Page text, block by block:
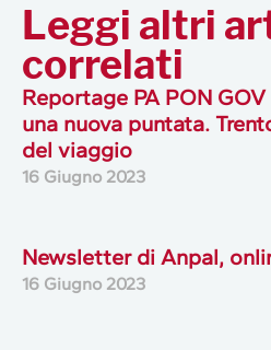
Leggi altri
correlati
Reportage PA PON
una nuova puntata.
del viaggio
16 Giugno 2023
Newsletter di Anpal,
16 Giugno 2023